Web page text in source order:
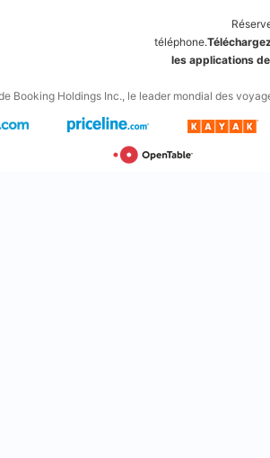
téléphone.
les applications
Booking Holdings Inc., le leader mondial des